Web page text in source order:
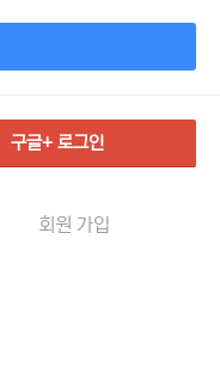
구글+ 로그인
회원 가입